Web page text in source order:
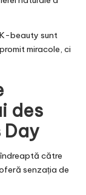
beauty sunt
miracole, ci
des
Day
către
senzația de